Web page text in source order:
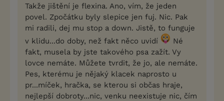
Takže jištění je flexina. Ano, vím, že jeden
povel. Zpočátku byly slepice jen fuj. Nic. Pak
mi radili, dej mu stop a down. Jistě, to funguje
v klidu...do doby, než fakt něco uvidí
Né
fakt, musela by jste takového psa zažít. Vy
lovce nemáte. Můžete tvrdit, že jo, ale nemáte.
Pes, kterému je nějaký klacek naprosto u
pr...míček, hračka, se kterou si občas hraje,
nejlepší dobroty...nic, venku neexistuje nic, čím